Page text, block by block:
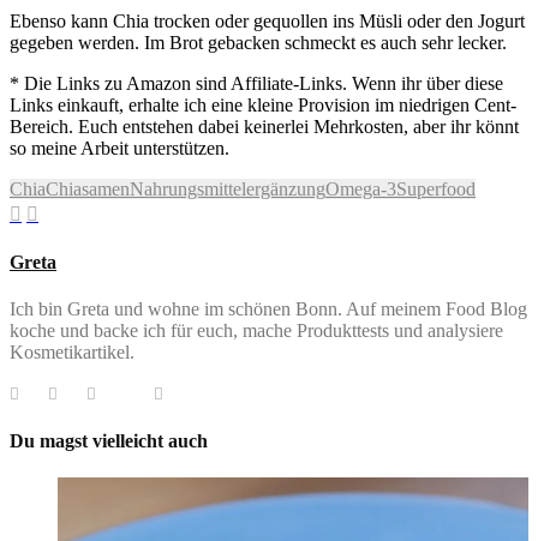
Ebenso kann Chia trocken oder gequollen ins Müsli oder den Jogurt
gegeben werden. Im Brot gebacken schmeckt es auch sehr lecker.
* Die Links zu Amazon sind Affiliate-Links. Wenn ihr über diese
Links einkauft, erhalte ich eine kleine Provision im niedrigen Cent-
Bereich. Euch entstehen dabei keinerlei Mehrkosten, aber ihr könnt
so meine Arbeit unterstützen.
ChiaChiasamenNahrungsmittelergänzungOmega-3Superfood
Greta
Ich bin Greta und wohne im schönen Bonn. Auf meinem Food Blog
koche und backe ich für euch, mache Produkttests und analysiere
Kosmetikartikel.
Du magst vielleicht auch